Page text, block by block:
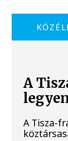
A
A Tisza-